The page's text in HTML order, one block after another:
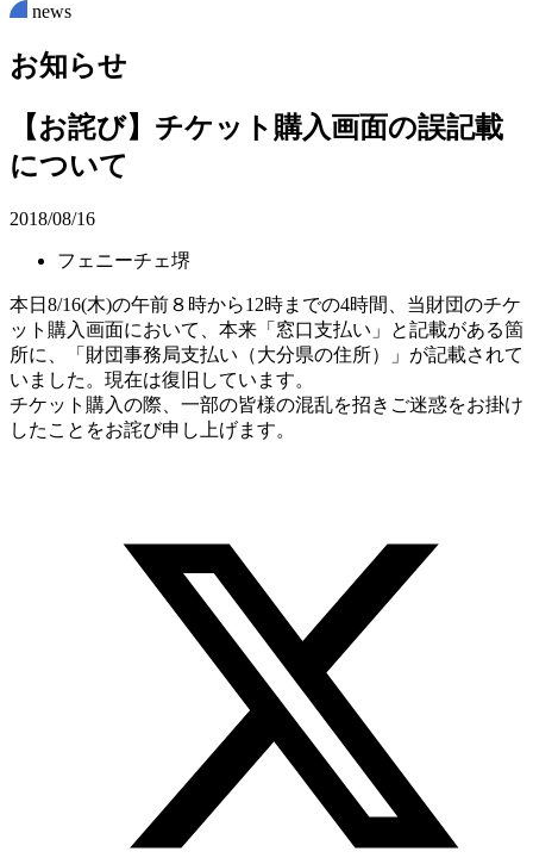
news
お知らせ
【お詫び】チケット購入画面の誤記載
について
2018/08/16
フェニーチェ堺
本日8/16(木)の午前８時から12時までの4時間、当財団のチケ
ット購入画面において、本来「窓口支払い」と記載がある箇
所に、「財団事務局支払い（大分県の住所）」が記載されて
いました。現在は復旧しています。
チケット購入の際、一部の皆様の混乱を招きご迷惑をお掛け
したことをお詫び申し上げます。